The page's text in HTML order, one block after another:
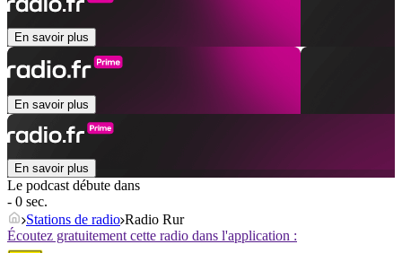
En savoir plus
En savoir plus
En savoir plus
Le podcast débute dans
- 0 sec.
Stations de radio Radio Rur
Écoutez gratuitement cette radio dans l'application :